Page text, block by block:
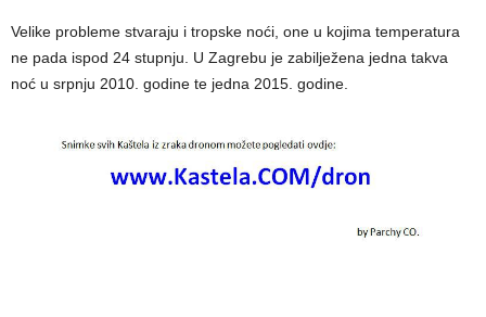
Velike probleme stvaraju i tropske noći, one u kojima temperatura
ne pada ispod 24 stupnju. U Zagrebu je zabilježena jedna takva
noć u srpnju 2010. godine te jedna 2015. godine.